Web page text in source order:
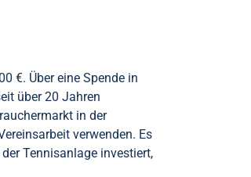
€. Über eine Spende in
über 20 Jahren
in der
verwenden. Es
Tennisanlage investiert,